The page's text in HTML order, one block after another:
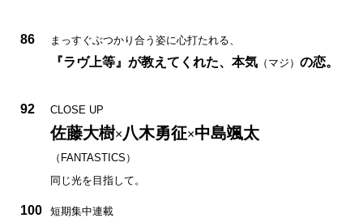
86 まっすぐぶつかり合う姿に心打たれる、
『ラヴ上等』が教えてくれた、本気 （マジ） の恋。
92 CLOSE UP
佐藤大樹× 八木勇征×中島颯太
（FANTASTICS）
同じ光を目指して。
100
短期集中連載